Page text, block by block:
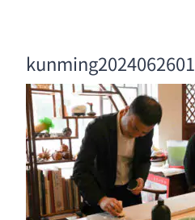
kunming2024062601